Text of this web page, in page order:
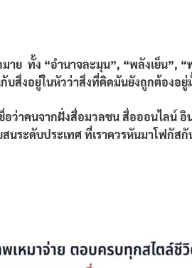
าย ทั้ง “อำนาจละมุน”, “พลังเย็น”,
บสิ่งอยู่ในหัวว่าสิ่งที่คิดมันยังถูกต้องอยู่
อว่าคนจากฝั่งสื่อมวลชน สื่อออนไลน์ อิ
นระดับประเทศ ที่เราควรหันมาโฟกัสกั